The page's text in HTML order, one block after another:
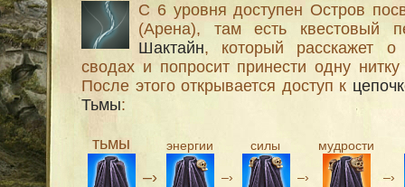
С 6 уровня доступен Остров
(Арена), там есть квестовый
Шактайн, который расскажет о
сводах и попросит принести одну
После этого открывается доступ к
Тьмы:
тьмы
–›
энергии
–›
силы
–›
мудрости
–›